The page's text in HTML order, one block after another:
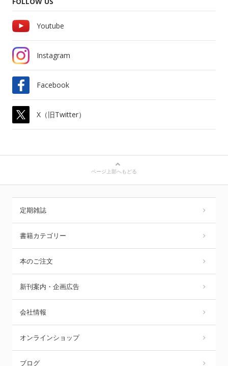
Youtube
Instagram
Facebook
X（旧Twitter）
ページ上部へもどる
定期雑誌
書籍カテゴリー
本のご注文
新刊案内・企画広告
会社情報
オンラインショップ
ブログ